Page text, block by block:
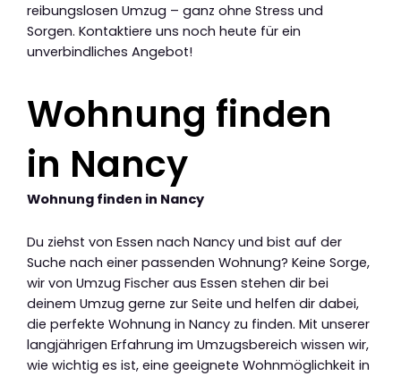
reibungslosen Umzug – ganz ohne Stress und
Sorgen. Kontaktiere uns noch heute für ein
unverbindliches Angebot!
Wohnung finden
in Nancy
Wohnung finden in Nancy
Du ziehst von Essen nach Nancy und bist auf der
Suche nach einer passenden Wohnung? Keine Sorge,
wir von Umzug Fischer aus Essen stehen dir bei
deinem Umzug gerne zur Seite und helfen dir dabei,
die perfekte Wohnung in Nancy zu finden. Mit unserer
langjährigen Erfahrung im Umzugsbereich wissen wir,
wie wichtig es ist, eine geeignete Wohnmöglichkeit in